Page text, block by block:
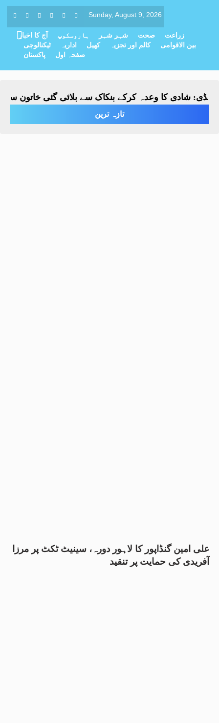
Sunday, August 9, 2026
آج کا اخبار ہاروسکوپ شہر شہر صحت
زراعت
ٹیکنالوجی
اداریہ کھیل کالم اور تجزیہ
بین الاقوامی
پاکستان
صفحہ اول
شادی کا وعدہ کرکے بنکاک سے بلائی گئی خاتون سے
تازہ ترین
علی امین گنڈاپور کا لاہور دورہ، سینیٹ ٹکٹ پر مرزا
آفریدی کی حمایت پر تنقید